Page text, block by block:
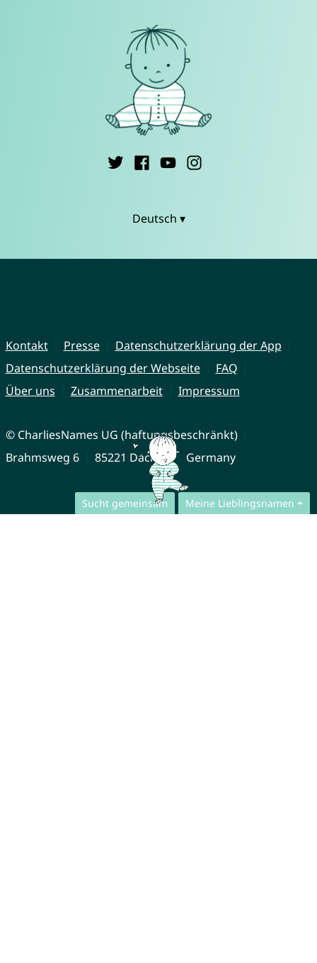
Sucht gemeinsam Meine Lieblingsnamen
Deutsch ▾
Kontakt Presse
Datenschutzerklärung der App
Datenschutzerklärung der Webseite
FAQ
Über uns
Zusammenarbeit Impressum
© CharliesNames UG (haftungsbeschränkt)
Brahmsweg 6
85221 Dachau Germany